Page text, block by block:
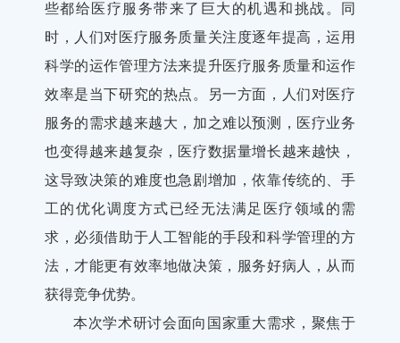
些都给医疗服务带来了巨大的机遇和挑战。同
时，人们对医疗服务质量关注度逐年提高，运用
科学的运作管理方法来提升医疗服务质量和运作
效率是当下研究的热点。另一方面，人们对医疗
服务的需求越来越大，加之难以预测，医疗业务
也变得越来越复杂，医疗数据量增长越来越快，
这导致决策的难度也急剧增加，依靠传统的、手
工的优化调度方式已经无法满足医疗领域的需
求，必须借助于人工智能的手段和科学管理的方
法，才能更有效率地做决策，服务好病人，从而
获得竞争优势。
本次学术研讨会面向国家重大需求，聚焦于